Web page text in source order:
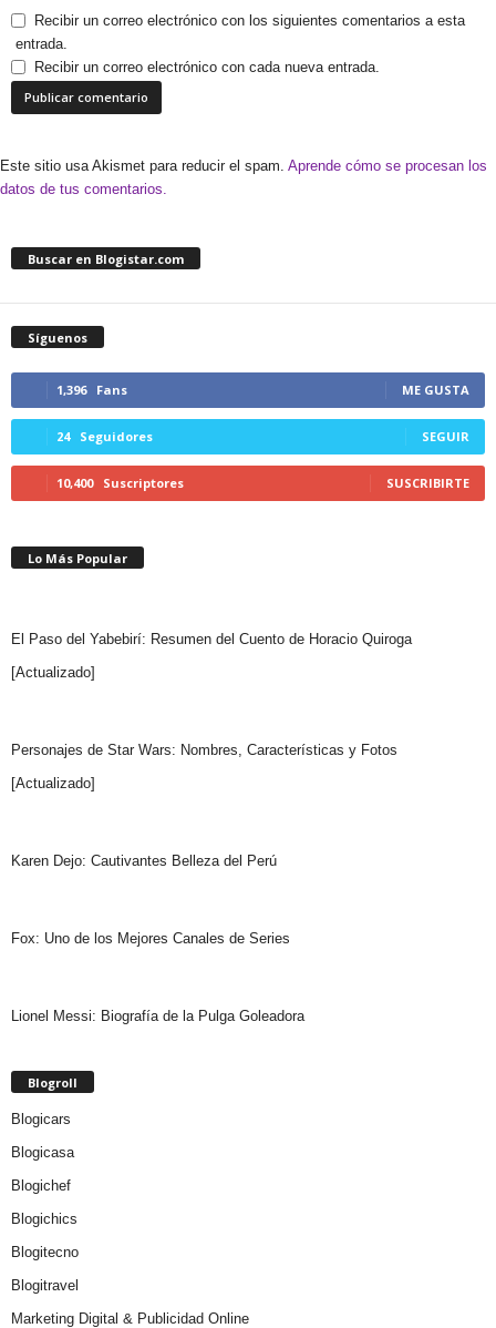
Recibir un correo electrónico con los siguientes comentarios a esta
entrada.
Recibir un correo electrónico con cada nueva entrada.
Este sitio usa Akismet para reducir el spam. Aprende cómo se procesan los
datos de tus comentarios.
Buscar en Blogistar.com
Síguenos
1,396 Fans ME GUSTA
24 Seguidores SEGUIR
10,400 Suscriptores SUSCRIBIRTE
Lo Más Popular
El Paso del Yabebirí: Resumen del Cuento de Horacio Quiroga
[Actualizado]
Personajes de Star Wars: Nombres, Características y Fotos
[Actualizado]
Karen Dejo: Cautivantes Belleza del Perú
Fox: Uno de los Mejores Canales de Series
Lionel Messi: Biografía de la Pulga Goleadora
Blogroll
Blogicars
Blogicasa
Blogichef
Blogichics
Blogitecno
Blogitravel
Marketing Digital & Publicidad Online